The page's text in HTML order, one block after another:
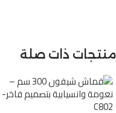
منتجات ذات صلة